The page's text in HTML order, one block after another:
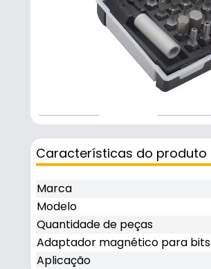
Características do produto
Marca
Modelo
Quantidade de peças
Adaptador magnético para bits
Aplicação